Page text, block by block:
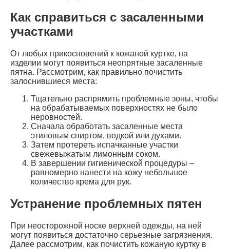
Как справиться с засаленными
участками
От любых прикосновений к кожаной куртке, на
изделии могут появиться неопрятные засаленные
пятна. Рассмотрим, как правильно почистить
залоснившиеся места:
Тщательно распрямить проблемные зоны, чтобы
на обрабатываемых поверхностях не было
неровностей.
Сначала обработать засаленные места
этиловым спиртом, водкой или духами.
Затем протереть испачканные участки
свежевыжатым лимонным соком.
В завершении гигиенической процедуры –
равномерно нанести на кожу небольшое
количество крема для рук.
Устранение проблемных пятен
При неосторожной носке верхней одежды, на ней
могут появиться достаточно серьезные загрязнения.
Далее рассмотрим, как почистить кожаную куртку в